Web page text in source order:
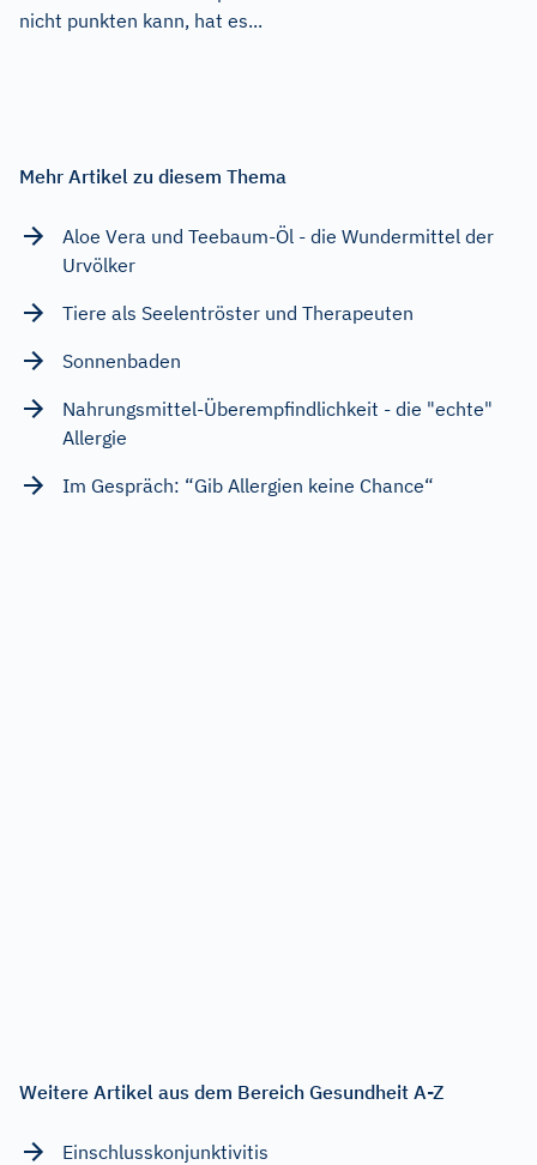
nicht punkten kann, hat es...
Mehr Artikel zu diesem Thema
Aloe Vera und Teebaum-Öl - die Wundermittel der
Urvölker
Tiere als Seelentröster und Therapeuten
Sonnenbaden
Nahrungsmittel-Überempfindlichkeit - die "echte"
Allergie
Im Gespräch: “Gib Allergien keine Chance“
Weitere Artikel aus dem Bereich Gesundheit A-Z
Einschlusskonjunktivitis